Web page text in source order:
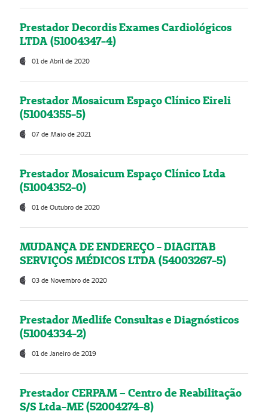
Prestador Decordis Exames Cardiológicos
LTDA (51004347-4)
01 de Abril de 2020
Prestador Mosaicum Espaço Clínico Eireli
(51004355-5)
07 de Maio de 2021
Prestador Mosaicum Espaço Clínico Ltda
(51004352-0)
01 de Outubro de 2020
MUDANÇA DE ENDEREÇO - DIAGITAB
SERVIÇOS MÉDICOS LTDA (54003267-5)
03 de Novembro de 2020
Prestador Medlife Consultas e Diagnósticos
(51004334-2)
01 de Janeiro de 2019
Prestador CERPAM – Centro de Reabilitação
S/S Ltda-ME (52004274-8)